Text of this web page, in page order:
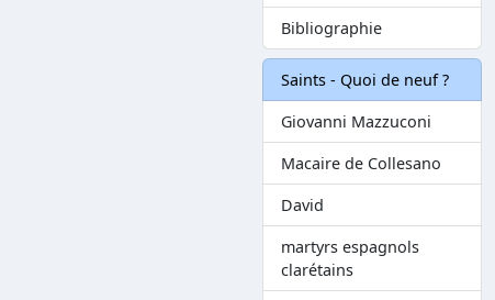
Bibliographie
Saints - Quoi de neuf ?
Giovanni Mazzuconi
Macaire de Collesano
David
martyrs espagnols
clarétains